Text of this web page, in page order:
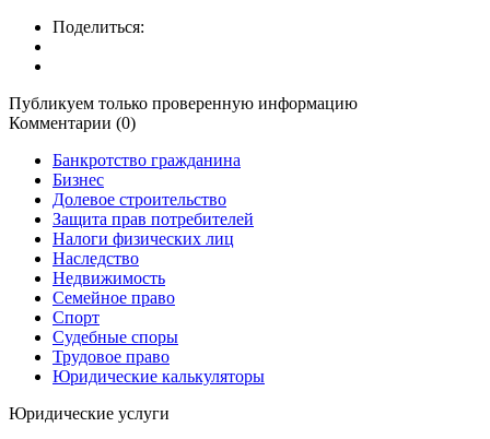
Поделиться:
Публикуем только проверенную информацию
Комментарии (0)
Банкротство гражданина
Бизнес
Долевое строительство
Защита прав потребителей
Налоги физических лиц
Наследство
Недвижимость
Семейное право
Спорт
Судебные споры
Трудовое право
Юридические калькуляторы
Юридические услуги